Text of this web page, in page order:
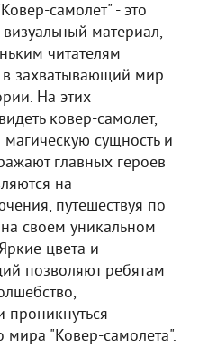
самолет" - это
материал,
читателям
в захватывающий мир
На этих
ковер-самолет,
сущность и
главных героев
на
путешествуя по
своем уникальном
цвета и
позволяют ребятам
проникнуться
мира "Ковер-самолета".